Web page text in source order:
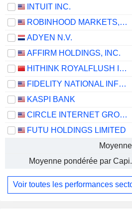
INTUIT INC.
ROBINHOOD MARKETS, INC.
ADYEN N.V.
AFFIRM HOLDINGS, INC.
HITHINK ROYALFLUSH INFORMATION NETWORK CO., LTD.
FIDELITY NATIONAL INFORMATION SERVICES, INC.
KASPI BANK
CIRCLE INTERNET GROUP, INC.
FUTU HOLDINGS LIMITED
Moyenne
Moyenne pondérée par Capi.
Voir toutes les performances